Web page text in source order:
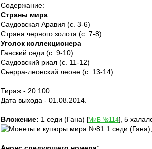
Содержание:
Страны мира
Саудовская Аравия (с. 3-6)
Страна черного золота (с. 7-8)
Уголок коллекционера
Ганский седи (с. 9-10)
Саудовский риал (с. 11-12)
Сьерра-леонский леоне (с. 13-14)
Тираж - 20 100.
Дата выхода - 01.08.2014.
Вложение: 1 седи (Гана) [МиБ №114] , 5